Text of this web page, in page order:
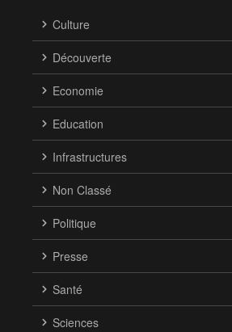
Culture
Découverte
Economie
Education
Infrastructures
Non Classé
Politique
Presse
Santé
Sciences